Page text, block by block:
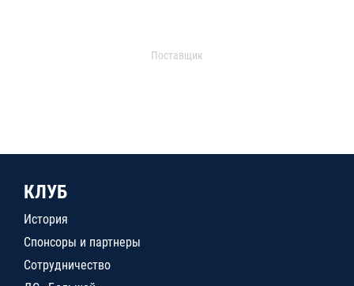
Поставщик
КЛУБ
История
Спонсоры и партнеры
Сотрудничество